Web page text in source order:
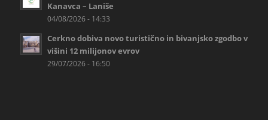
Kanavca – Laniše
04/08/2026 - 14:33
Cerkno dobiva novo turistično in bivanjsko zgodbo v
višini 12 milijonov evrov
29/07/2026 - 16:50